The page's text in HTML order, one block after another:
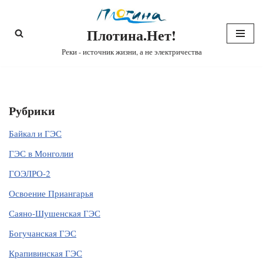
Перейти
Плотина.Нет!
Реки - источник жизни, а не электричества
Рубрики
Байкал и ГЭС
ГЭС в Монголии
ГОЭЛРО-2
Освоение Приангарья
Саяно-Шушенская ГЭС
Богучанская ГЭС
Крапивинская ГЭС